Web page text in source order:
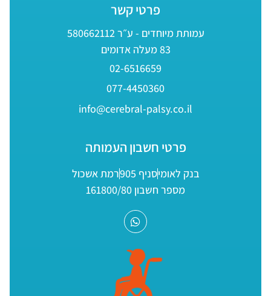
פרטי קשר
עמותת מיוחדים - ע״ר 580662112
83 מעלה אדומים
02-6516659
077-4450360
info@cerebral-palsy.co.il
פרטי חשבון העמותה
בנק לאומיסניף 905
רמת אשכול
מספר חשבון 161800/80